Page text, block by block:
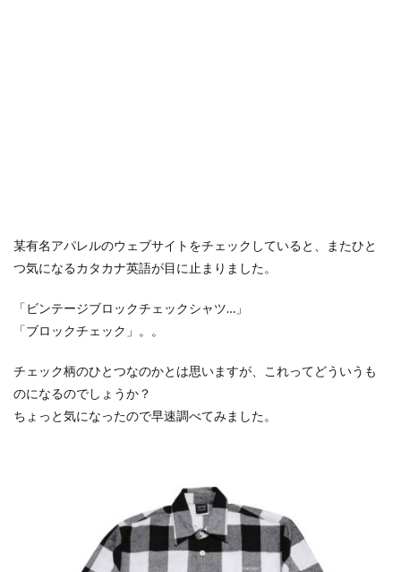
某有名アパレルのウェブサイトをチェックしていると、またひと
つ気になるカタカナ英語が目に止まりました。
「ビンテージブロックチェックシャツ…」
「ブロックチェック」。。
チェック柄のひとつなのかとは思いますが、これってどういうも
のになるのでしょうか？
ちょっと気になったので早速調べてみました。